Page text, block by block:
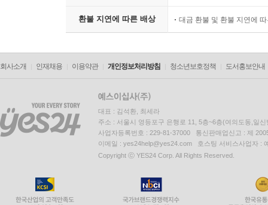
환불 지연에 따른 배상 대금 환불 및 환불 지연에
회사소개 인재채용 이용약관 개인정보처리방침 청소년보호정책 도서홍보안내
대표 : 김석환, 최세라
주소 : 서울시 영등포구 은행로 11, 5층~6층(여의도동,일신
사업자등록번호 : 229-81-37000 통신판매업신고 : 제
이메일 : yes24help@yes24.com 호스팅 서비스사업자 :
Copyright ⓒ YES24 Corp. All Rights Reserved.